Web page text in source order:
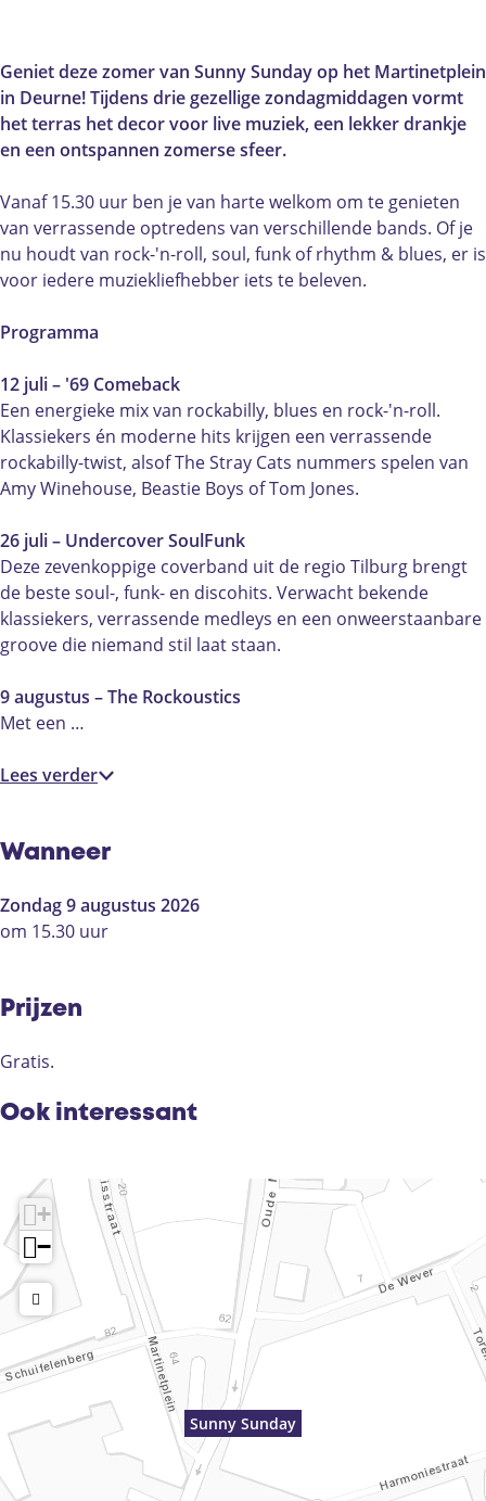
S
u
n
d
y
n
y
S
u
d
a
y
n
n
y
S
n
d
a
y
S
u
n
d
y
u
n
n
y
u
n
d
a
Geniet deze zomer van Sunny Sunday op het Martinetplein
in Deurne! Tijdens drie gezellige zondagmiddagen vormt
het terras het decor voor live muziek, een lekker drankje
en een ontspannen zomerse sfeer.
Vanaf 15.30 uur ben je van harte welkom om te genieten
van verrassende optredens van verschillende bands. Of je
nu houdt van rock-'n-roll, soul, funk of rhythm & blues, er is
voor iedere muziekliefhebber iets te beleven.
Programma
12 juli – '69 Comeback
Een energieke mix van rockabilly, blues en rock-'n-roll.
Klassiekers én moderne hits krijgen een verrassende
rockabilly-twist, alsof The Stray Cats nummers spelen van
Amy Winehouse, Beastie Boys of Tom Jones.
26 juli – Undercover SoulFunk
Deze zevenkoppige coverband uit de regio Tilburg brengt
de beste soul-, funk- en discohits. Verwacht bekende
klassiekers, verrassende medleys en een onweerstaanbare
groove die niemand stil laat staan.
9 augustus – The Rockoustics
Met een …
Lees verder
Wanneer
Zondag 9 augustus 2026
om 15.30 uur
Prijzen
Gratis.
Ook interessant